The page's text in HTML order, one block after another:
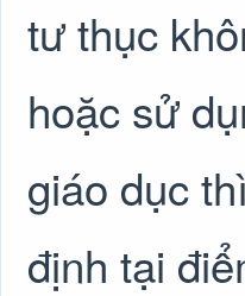
tư thục
hoặc sử
giáo dục
định tại